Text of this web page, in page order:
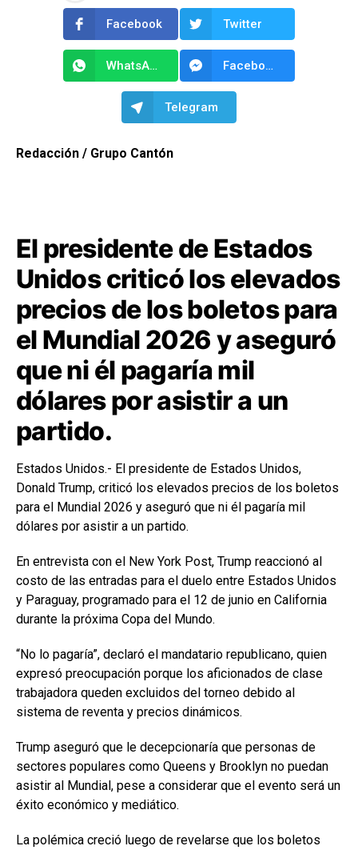
Facebook Twitter
WhatsApp Facebook Messenger
Telegram
Redacción / Grupo Cantón
El presidente de Estados
Unidos criticó los elevados
precios de los boletos para
el Mundial 2026 y aseguró
que ni él pagaría mil
dólares por asistir a un
partido.
Estados Unidos.- El presidente de Estados Unidos,
Donald Trump, criticó los elevados precios de los boletos
para el Mundial 2026 y aseguró que ni él pagaría mil
dólares por asistir a un partido.
En entrevista con el New York Post, Trump reaccionó al
costo de las entradas para el duelo entre Estados Unidos
y Paraguay, programado para el 12 de junio en California
durante la próxima Copa del Mundo.
“No lo pagaría”, declaró el mandatario republicano, quien
expresó preocupación porque los aficionados de clase
trabajadora queden excluidos del torneo debido al
sistema de reventa y precios dinámicos.
Trump aseguró que le decepcionaría que personas de
sectores populares como Queens y Brooklyn no puedan
asistir al Mundial, pese a considerar que el evento será un
éxito económico y mediático.
La polémica creció luego de revelarse que los boletos